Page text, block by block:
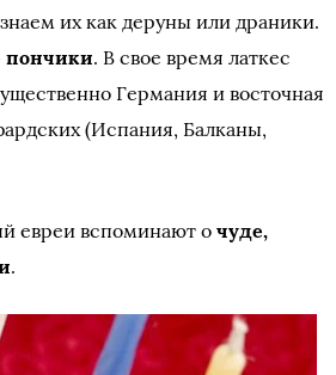
их как деруны или драники.
пончики. В свое время латкес
Германия и восточная
(Испания, Балканы,
евреи вспоминают очуде,
.